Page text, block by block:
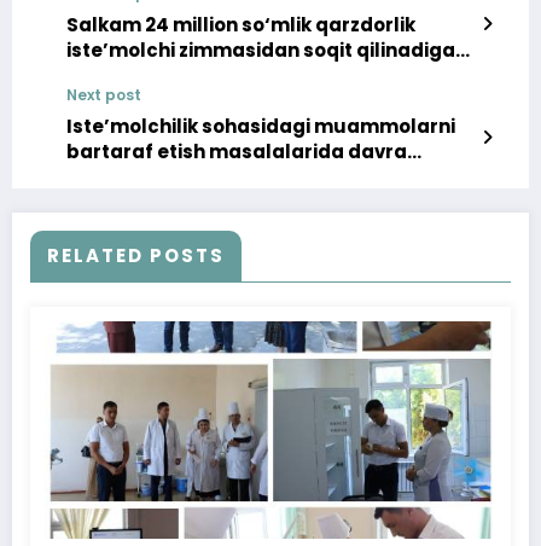
Salkam 24 million so‘mlik qarzdorlik
iste’molchi zimmasidan soqit qilinadigan
Next post
Iste’molchilik sohasidagi muammolarni
bartaraf etish masalalarida davra
RELATED POSTS